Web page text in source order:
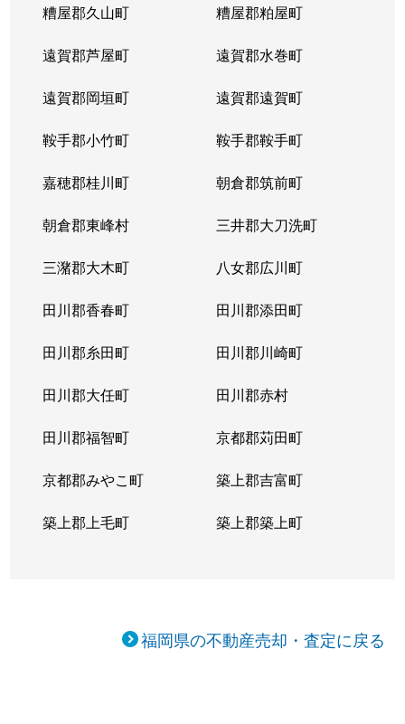
糟屋郡久山町 糟屋郡粕屋町
遠賀郡芦屋町 遠賀郡水巻町
遠賀郡岡垣町 遠賀郡遠賀町
鞍手郡小竹町 鞍手郡鞍手町
嘉穂郡桂川町 朝倉郡筑前町
朝倉郡東峰村 三井郡大刀洗町
三潴郡大木町 八女郡広川町
田川郡香春町 田川郡添田町
田川郡糸田町 田川郡川崎町
田川郡大任町 田川郡赤村
田川郡福智町 京都郡苅田町
京都郡みやこ町 築上郡吉富町
築上郡上毛町 築上郡築上町
福岡県の不動産売却・査定に戻る